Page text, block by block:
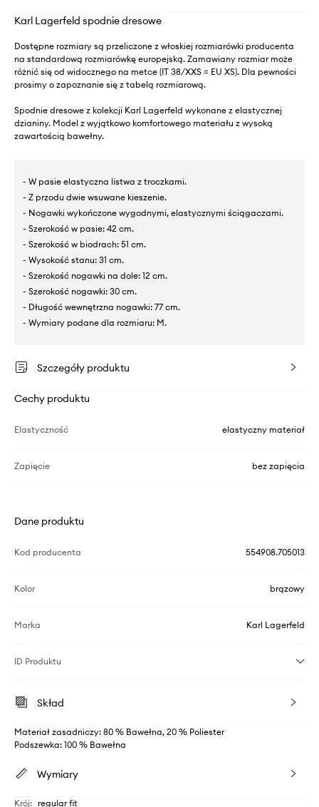
Karl Lagerfeld spodnie dresowe
Dostępne rozmiary są przeliczone z włoskiej rozmiarówki producenta
na standardową rozmiarówkę europejską. Zamawiany rozmiar może
różnić się od widocznego na metce (IT 38/XXS = EU XS). Dla pewności
prosimy o zapoznanie się z tabelą rozmiarową.
Spodnie dresowe z kolekcji Karl Lagerfeld wykonane z elastycznej
dzianiny. Model z wyjątkowo komfortowego materiału z wysoką
zawartością bawełny.
- W pasie elastyczna listwa z troczkami.
- Z przodu dwie wsuwane kieszenie.
- Nogawki wykończone wygodnymi, elastycznymi ściągaczami.
- Szerokość w pasie: 42 cm.
- Szerokość w biodrach: 51 cm.
- Wysokość stanu: 31 cm.
- Szerokość nogawki na dole: 12 cm.
- Szerokość nogawki: 30 cm.
- Długość wewnętrzna nogawki: 77 cm.
- Wymiary podane dla rozmiaru: M.
Szczegóły produktu
Cechy produktu
Elastyczność elastyczny materiał
Zapięcie bez zapięcia
Dane produktu
Kod producenta 554908.705013
Kolor brązowy
Marka Karl Lagerfeld
ID Produktu
Skład
Materiał zasadniczy: 80 % Bawełna, 20 % Poliester
Podszewka: 100 % Bawełna
Wymiary
Krój: regular fit